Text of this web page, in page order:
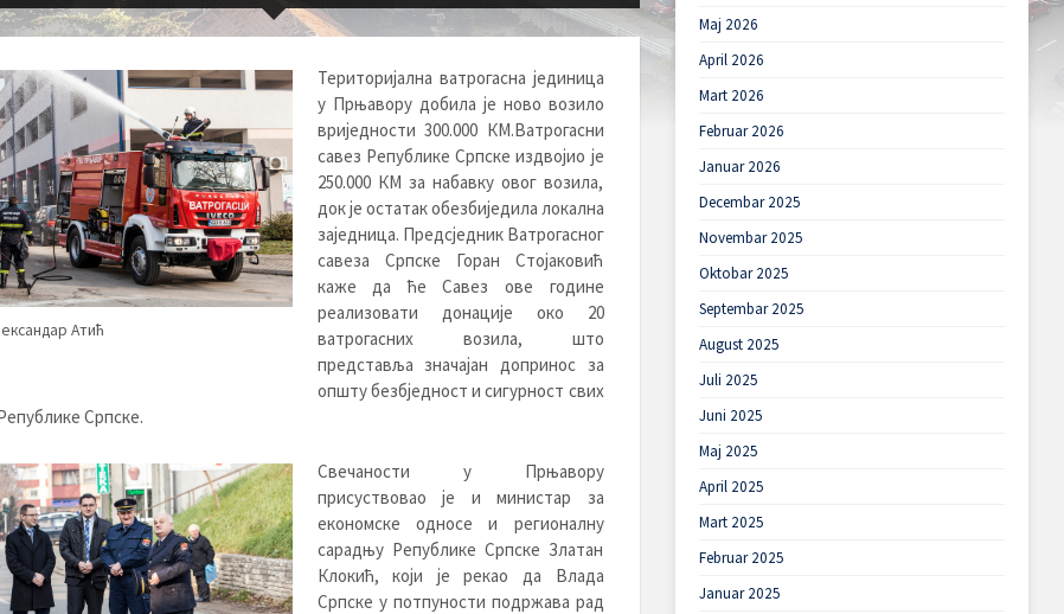
Атић
Територијална ватрогасна јединица
у Прњавору добила је ново возило
вриједности 300.000 КМ.Ватрогасни
савез Републике Српске издвојио је
250.000 КМ за набавку овог возила,
док је остатак обезбиједила локална
заједница. Предсједник Ватрогасног
савеза Српске Горан Стојаковић
каже да ће Савез ове године
реализовати донације око 20
ватрогасних возила, што
представља значајан допринос за
општу безбједност и сигурност свих
Српске.
Свечаности у Прњавору
присуствовао је и министар за
економске односе и регионалну
сарадњу Републике Српске Златан
Клокић, који је рекао да Влада
Српске у потпуности подржава рад
Maj 2026
April 2026
Mart 2026
Februar 2026
Januar 2026
Decembar 2025
Novembar 2025
Oktobar 2025
Septembar 2025
August 2025
Juli 2025
Juni 2025
Maj 2025
April 2025
Mart 2025
Februar 2025
Januar 2025